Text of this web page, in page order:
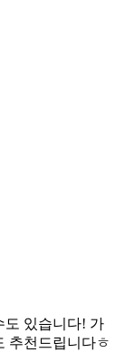
도 있습니다! 가
추천드립니다ㅎ